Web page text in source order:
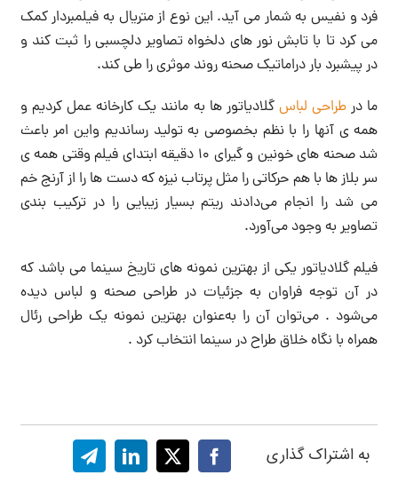
فرد و نفیس به شمار می آید. این نوع از متریال به فیلمبردار کمک
می کرد تا با تابش نور های دلخواه تصاویر دلچسبی را ثبت کند و
در پیشبرد بار دراماتیک صحنه روند موثری را طی کند.
ما در طراحی لباس گلادیاتور ها به مانند یک کارخانه عمل کردیم و
همه ی آنها را با نظم بخصوصی به تولید رساندیم واین امر باعث
شد صحنه های خونین و گیرای ۱۰ دقیقه ابتدای فیلم وقتی همه ی
سر بلاز ها با هم حرکاتی را مثل پرتاب نیزه که دست ها را از آرنج خم
می شد را انجام می‌دادند ریتم بسیار زیبایی را در ترکیب بندی
تصاویر به وجود می‌آورد.
فیلم گلادیاتور یکی از بهترین نمونه های تاریخ سینما می باشد که
در آن توجه فراوان به جزئیات در طراحی صحنه و لباس دیده
می‌شود . می‌توان آن را به‌عنوان بهترین نمونه یک طراحی رئال
همراه با نگاه خلاق طراح در سینما انتخاب کرد .
به اشتراک گذاری